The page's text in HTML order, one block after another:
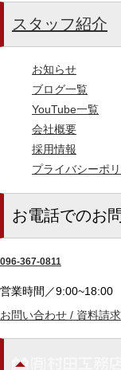
スタッフ紹介
お知らせ
ブログ一覧
YouTube一覧
会社概要
採用情報
プライバシーポ
お電話でのお
096-367-0811
営業時間／9:00~18:00
お問い合わせ / 資料請求